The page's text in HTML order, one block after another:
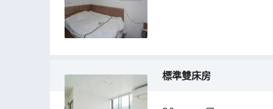
標準雙床房